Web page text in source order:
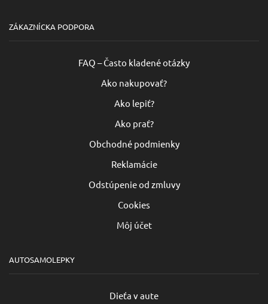
ZÁKAZNÍCKA PODPORA
FAQ – Často kladené otázky
Ako nakupovať?
Ako lepiť?
Ako prať?
Obchodné podmienky
Reklamácie
Odstúpenie od zmluvy
Cookies
Môj účet
AUTOSAMOLEPKY
Dieťa v aute